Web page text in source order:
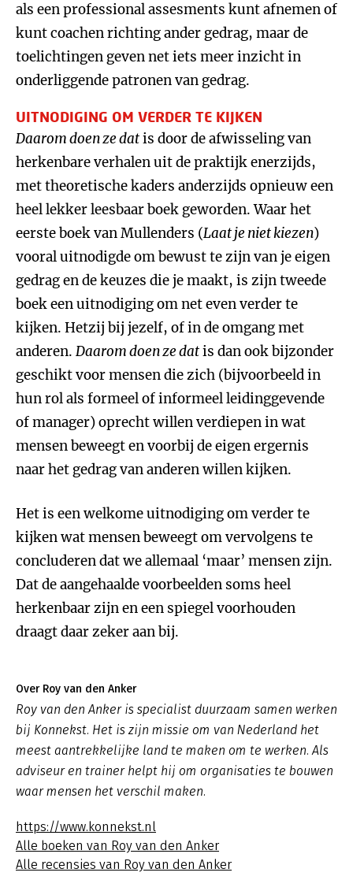
als een professional assesments kunt afnemen of
kunt coachen richting ander gedrag, maar de
toelichtingen geven net iets meer inzicht in
onderliggende patronen van gedrag.
UITNODIGING OM VERDER TE KIJKEN
Daarom doen ze datis door de afwisseling van
herkenbare verhalen uit de praktijk enerzijds,
met theoretische kaders anderzijds opnieuw een
heel lekker leesbaar boek geworden. Waar het
eerste boek van Mullenders (Laat je niet kiezen)
vooral uitnodigde om bewust te zijn van je eigen
gedrag en de keuzes die je maakt, is zijn tweede
boek een uitnodiging om net even verder te
kijken. Hetzij bij jezelf, of in de omgang met
anderen. Daarom doen ze datis dan ook bijzonder
geschikt voor mensen die zich (bijvoorbeeld in
hun rol als formeel of informeel leidinggevende
of manager) oprecht willen verdiepen in wat
mensen beweegt en voorbij de eigen ergernis
naar het gedrag van anderen willen kijken.
Het is een welkome uitnodiging om verder te
kijken wat mensen beweegt om vervolgens te
concluderen dat we allemaal ‘maar’ mensen zijn.
Dat de aangehaalde voorbeelden soms heel
herkenbaar zijn en een spiegel voorhouden
draagt daar zeker aan bij.
Over Roy van den Anker
Roy van den Anker is specialist duurzaam samen werken
bij Konnekst. Het is zijn missie om van Nederland het
meest aantrekkelijke land te maken om te werken. Als
adviseur en trainer helpt hij om organisaties te bouwen
waar mensen het verschil maken.
https://www.konnekst.nl
Alle boeken van Roy van den Anker
Alle recensies van Roy van den Anker